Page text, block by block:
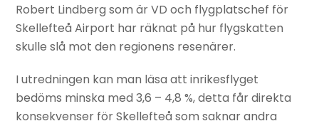
Robert Lindberg som är VD och flygplatschef för
Skellefteå Airport har räknat på hur flygskatten
skulle slå mot den regionens resenärer.
I utredningen kan man läsa att inrikesflyget
bedöms minska med 3,6 – 4,8 %, detta får direkta
konsekvenser för Skellefteå som saknar andra